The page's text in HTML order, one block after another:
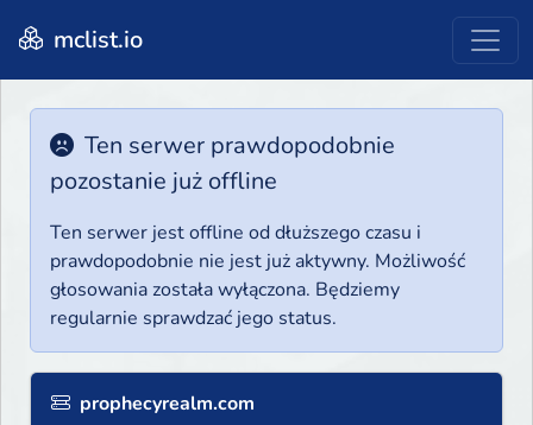
mclist.io
Ten serwer prawdopodobnie
pozostanie już offline
Ten serwer jest offline od dłuższego czasu i
prawdopodobnie nie jest już aktywny. Możliwość
głosowania została wyłączona. Będziemy
regularnie sprawdzać jego status.
prophecyrealm.com